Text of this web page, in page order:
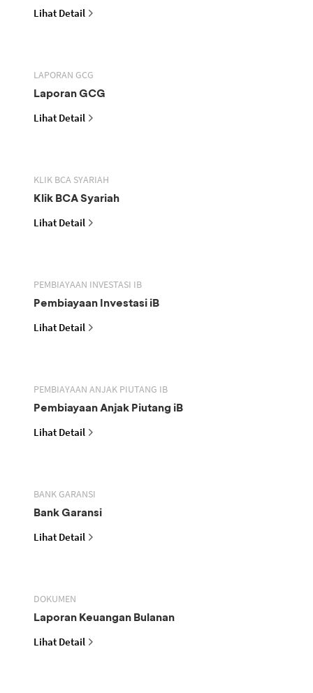
Lihat Detail
LAPORAN GCG
Laporan GCG
Lihat Detail
KLIK BCA SYARIAH
Klik BCA Syariah
Lihat Detail
PEMBIAYAAN INVESTASI IB
Pembiayaan Investasi iB
Lihat Detail
PEMBIAYAAN ANJAK PIUTANG IB
Pembiayaan Anjak Piutang iB
Lihat Detail
BANK GARANSI
Bank Garansi
Lihat Detail
DOKUMEN
Laporan Keuangan Bulanan
Lihat Detail